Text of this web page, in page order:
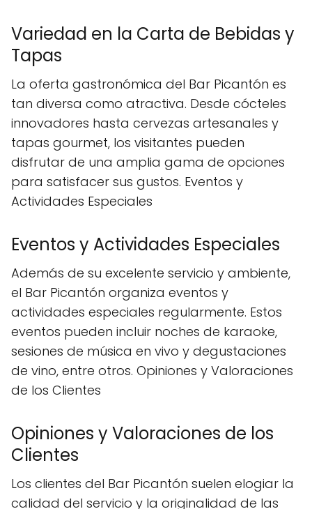
Variedad en la Carta de Bebidas y
Tapas
La oferta gastronómica del Bar Picantón es
tan diversa como atractiva. Desde cócteles
innovadores hasta cervezas artesanales y
tapas gourmet, los visitantes pueden
disfrutar de una amplia gama de opciones
para satisfacer sus gustos. Eventos y
Actividades Especiales
Eventos y Actividades Especiales
Además de su excelente servicio y ambiente,
el Bar Picantón organiza eventos y
actividades especiales regularmente. Estos
eventos pueden incluir noches de karaoke,
sesiones de música en vivo y degustaciones
de vino, entre otros. Opiniones y Valoraciones
de los Clientes
Opiniones y Valoraciones de los
Clientes
Los clientes del Bar Picantón suelen elogiar la
calidad del servicio y la originalidad de las